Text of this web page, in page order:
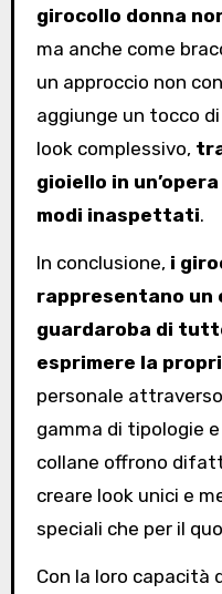
girocollo donna
ma anche come
un approccio non
aggiunge un tocco
look complessivo,
gioiello in
modi inaspettati.
In conclusione, i
rappresentano un
guardaroba di
esprimere la
personale
gamma di tipologie
collane offrono
creare look unici e
speciali che per il
Con la loro capacità